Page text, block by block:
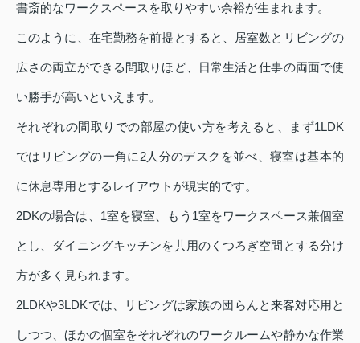
書斎的なワークスペースを取りやすい余裕が生まれます。
このように、在宅勤務を前提とすると、居室数とリビングの
広さの両立ができる間取りほど、日常生活と仕事の両面で使
い勝手が高いといえます。
それぞれの間取りでの部屋の使い方を考えると、まず1LDK
ではリビングの一角に2人分のデスクを並べ、寝室は基本的
に休息専用とするレイアウトが現実的です。
2DKの場合は、1室を寝室、もう1室をワークスペース兼個室
とし、ダイニングキッチンを共用のくつろぎ空間とする分け
方が多く見られます。
2LDKや3LDKでは、リビングは家族の団らんと来客対応用と
しつつ、ほかの個室をそれぞれのワークルームや静かな作業